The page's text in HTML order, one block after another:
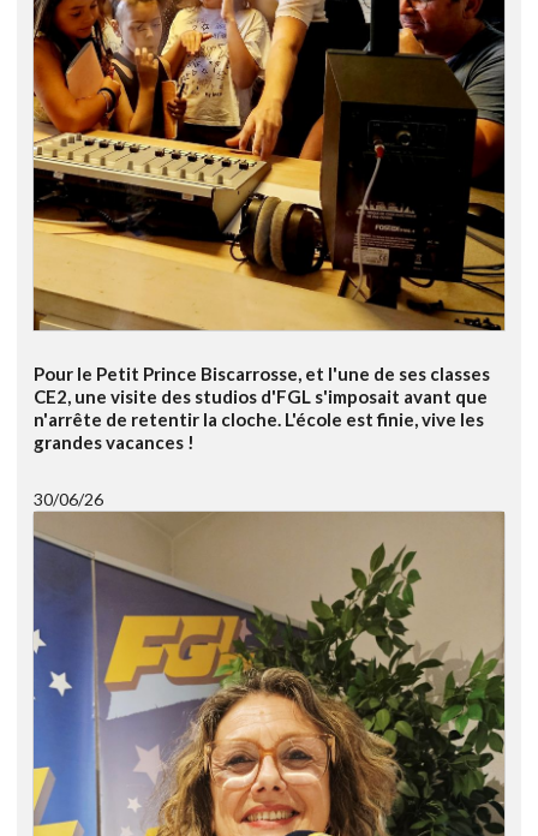
Pour le Petit Prince Biscarrosse, et l'une de ses classes
CE2, une visite des studios d'FGL s'imposait avant que
n'arrête de retentir la cloche. L'école est finie, vive les
grandes vacances !
30/06/26